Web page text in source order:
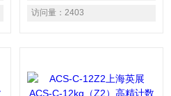
防水硅胶处理，保证称重准确
度，防虫害。抗干扰能力
50/60 Hz DC12V/1A开关电
源，6V/4AH 充电电池。具有
访问量： 2403